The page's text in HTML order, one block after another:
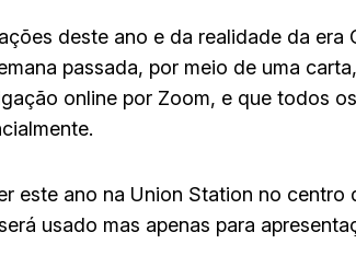
deste ano e da realidade da era
passada, por meio de uma
online por Zoom, e que todos
este ano na Union Station no centro
usado mas apenas para